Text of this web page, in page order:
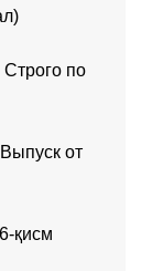
по
от
қисм